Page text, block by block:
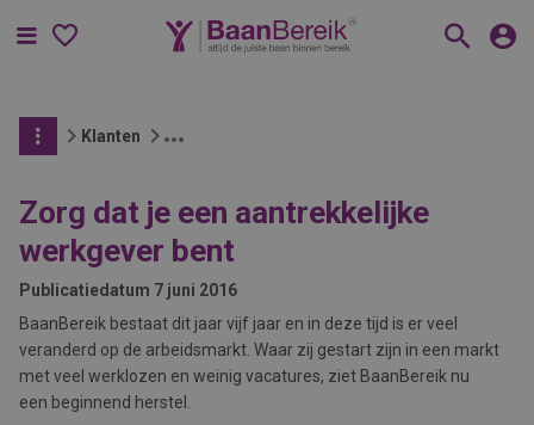
Menu
Klanten
Zorg dat je een aantrekkelijke
werkgever bent
Publicatiedatum 7 juni 2016
BaanBereik bestaat dit jaar vijf jaar en in deze tijd is er veel
veranderd op de arbeidsmarkt. Waar zij gestart zijn in een markt
met veel werklozen en weinig vacatures, ziet BaanBereik nu
een beginnend herstel.